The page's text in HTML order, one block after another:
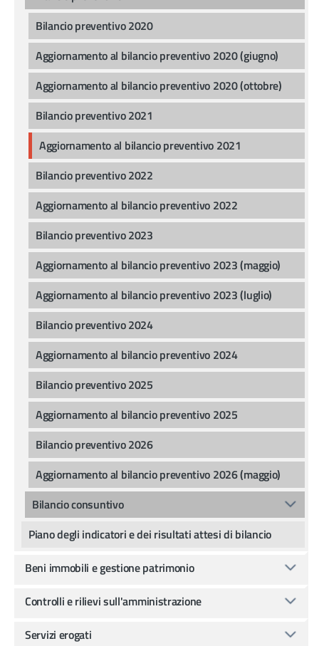
Bilancio preventivo 2020
Aggiornamento al bilancio preventivo 2020 (giugno)
Aggiornamento al bilancio preventivo 2020 (ottobre)
Bilancio preventivo 2021
Aggiornamento al bilancio preventivo 2021
Bilancio preventivo 2022
Aggiornamento al bilancio preventivo 2022
Bilancio preventivo 2023
Aggiornamento al bilancio preventivo 2023 (maggio)
Aggiornamento al bilancio preventivo 2023 (luglio)
Bilancio preventivo 2024
Aggiornamento al bilancio preventivo 2024
Bilancio preventivo 2025
Aggiornamento al bilancio preventivo 2025
Bilancio preventivo 2026
Aggiornamento al bilancio preventivo 2026 (maggio)
Bilancio consuntivo
Piano degli indicatori e dei risultati attesi di bilancio
Beni immobili e gestione patrimonio
Controlli e rilievi sull'amministrazione
Servizi erogati